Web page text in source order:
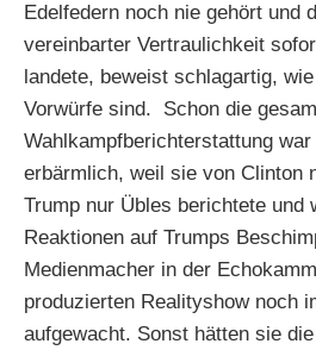
Edelfedern noch nie gehört und
vereinbarter Vertraulichkeit
landete, beweist schlagartig,
Vorwürfe sind. Schon die
Wahlkampfberichterstattung
erbärmlich, weil sie von Clinton
Trump nur Übles berichtete und
Reaktionen auf Trumps
Medienmacher in der
produzierten Realityshow noch
aufgewacht. Sonst hätten sie